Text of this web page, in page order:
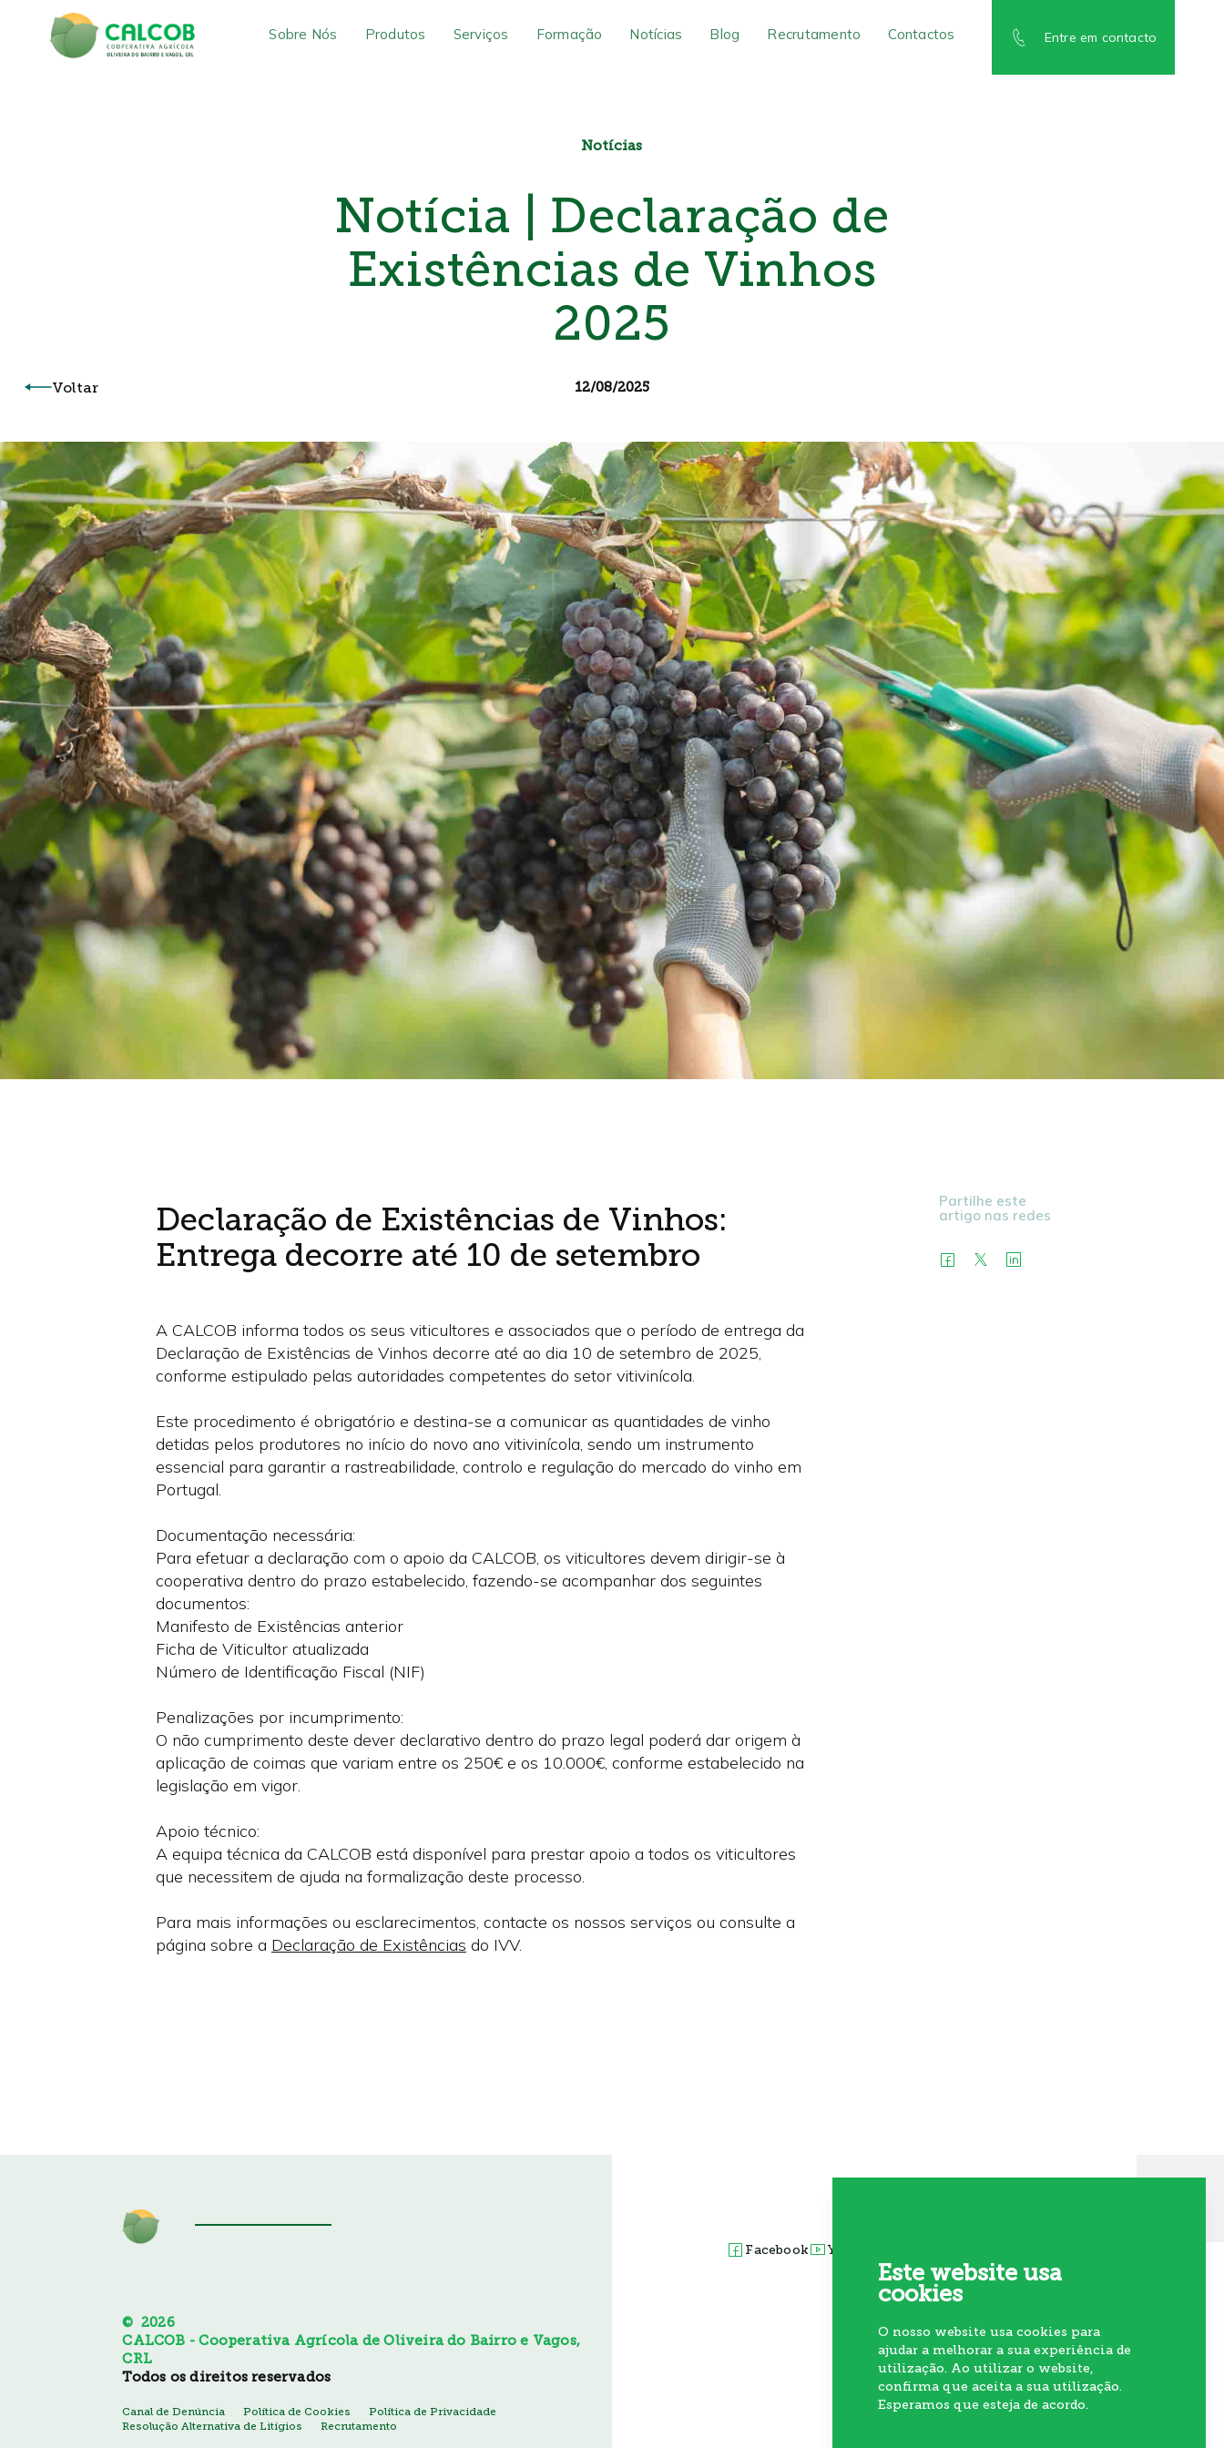
Este website usa
cookies
O nosso website usa cookies para
ajudar a melhorar a sua experiência de
utilização. Ao utilizar o website,
confirma que aceita a sua utilização.
Esperamos que esteja de acordo.
Sobre Nós Produtos Serviços Formação Notícias Blog Recrutamento Contactos Entre em contacto
Notícias
Notícia | Declaração de
Existências de Vinhos
2025
Voltar 12/08/2025
Declaração de Existências de Vinhos:
Entrega decorre até 10 de setembro
A CALCOB informa todos os seus viticultores e associados que o período de entrega da
Declaração de Existências de Vinhos decorre até ao dia 10 de setembro de 2025,
conforme estipulado pelas autoridades competentes do setor vitivinícola.
Este procedimento é obrigatório e destina-se a comunicar as quantidades de vinho
detidas pelos produtores no início do novo ano vitivinícola, sendo um instrumento
essencial para garantir a rastreabilidade, controlo e regulação do mercado do vinho em
Portugal.
Documentação necessária:
Para efetuar a declaração com o apoio da CALCOB, os viticultores devem dirigir-se à
cooperativa dentro do prazo estabelecido, fazendo-se acompanhar dos seguintes
documentos:
Manifesto de Existências anterior
Ficha de Viticultor atualizada
Número de Identificação Fiscal (NIF)
Penalizações por incumprimento:
O não cumprimento deste dever declarativo dentro do prazo legal poderá dar origem à
aplicação de coimas que variam entre os 250€ e os 10.000€, conforme estabelecido na
legislação em vigor.
Apoio técnico:
A equipa técnica da CALCOB está disponível para prestar apoio a todos os viticultores
que necessitem de ajuda na formalização deste processo.
Para mais informações ou esclarecimentos, contacte os nossos serviços ou consulte a
página sobre a Declaração de Existências do IVV.
Partilhe este
artigo nas redes
Facebook Youtube
© 2026
CALCOB - Cooperativa Agrícola de Oliveira do Bairro e Vagos,
CRL
Todos os direitos reservados
Canal de Denúncia Política de Cookies
Política de Privacidade
Resolução Alternativa de Litígios
Recrutamento
Subscrever Newsletter